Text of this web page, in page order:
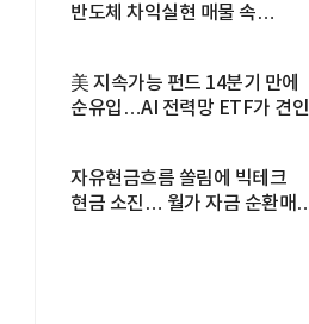
반도체 차익실현 매물 속
美 지속가능 펀드 14분기 만에
순유입…AI 전력망 ETF가 견인
자유현금흐름 쏠림에 빅테크
현금 소진… 월가 자금 순환매